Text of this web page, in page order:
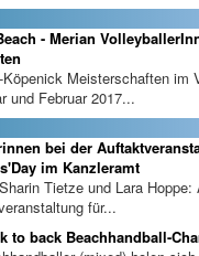
- Merian
Köpenick Meisterschaften im
und Februar 2017...
bei der
im Kanzleramt
Tietze und Lara
für...
to back Beachhandball-